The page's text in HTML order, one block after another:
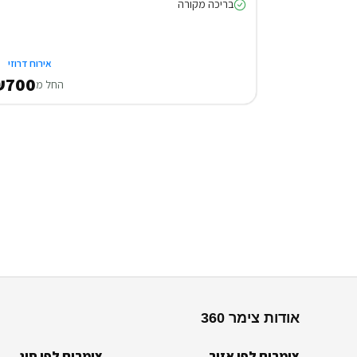
בריכה מקורה
אירוח דרוזי
החל מ
אודות צימר 360